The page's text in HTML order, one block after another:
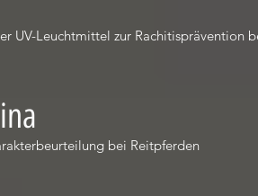
UV-Leuchtmittel zur
bei Reitpferden